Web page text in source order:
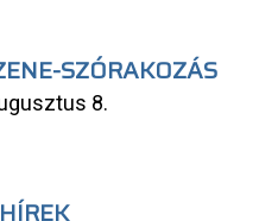
SZÓRAKOZÁS
8.